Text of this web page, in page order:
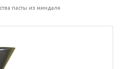
пасты из миндаля